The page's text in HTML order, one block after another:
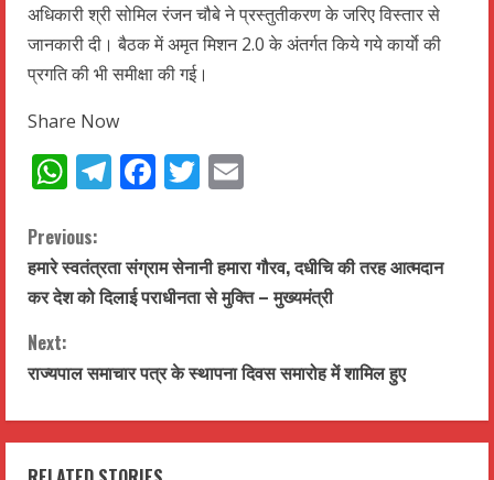
अधिकारी श्री सोमिल रंजन चौबे ने प्रस्तुतीकरण के जरिए विस्तार से
जानकारी दी। बैठक में अमृत मिशन 2.0 के अंतर्गत किये गये कार्याे की
प्रगति की भी समीक्षा की गई।
Share Now
WhatsApp
Telegram
Facebook
Twitter
C
o
n
t
i
Previous:
हमारे स्वतंत्रता संग्राम सेनानी हमारा गौरव, दधीचि की तरह आत्मदान
कर देश को दिलाई पराधीनता से मुक्ति – मुख्यमंत्री
Next:
राज्यपाल समाचार पत्र के स्थापना दिवस समारोह में शामिल हुए